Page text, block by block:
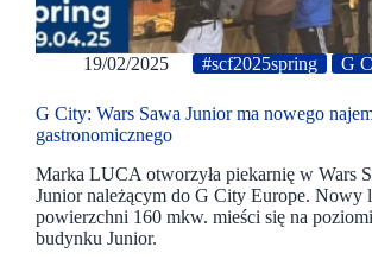
19/02/2025 #scf2025spring G
G City: Wars Sawa Junior ma nowego
gastronomicznego
Marka LUCA otworzyła piekarnię w Wars
Junior należącym do G City Europe. Nowy
powierzchni 160 mkw. mieści się na
budynku Junior.